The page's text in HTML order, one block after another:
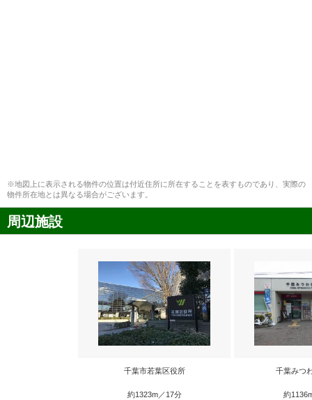
※地図上に表示される物件の位置は付近住所に所在することを表すものであり、実際の
物件所在地とは異なる場合がございます。
周辺施設
千葉市若葉区役所
約1323m／17分
千葉みつ
約